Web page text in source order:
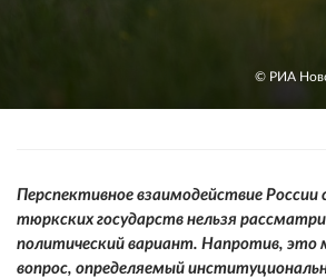
© РИА
Перспективное взаимодействие России
тюркских государств нельзя
политический вариант. Напротив, это
вопрос, определяемый